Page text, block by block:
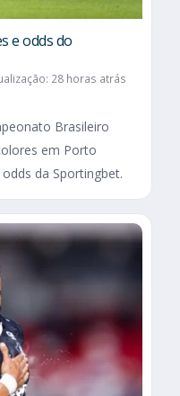
e odds do
28 horas atrás
Brasileiro
em Porto
da Sportingbet.